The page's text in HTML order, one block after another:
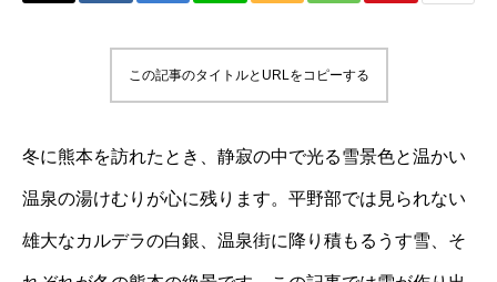
この記事のタイトルとURLをコピーする
冬に熊本を訪れたとき、静寂の中で光る雪景色と温かい
温泉の湯けむりが心に残ります。平野部では見られない
雄大なカルデラの白銀、温泉街に降り積もるうす雪、そ